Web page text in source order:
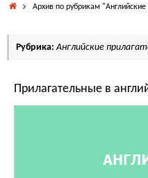
ГлавнаяАрхив по рубрикам
Рубрика: Английские
Прилагательные в